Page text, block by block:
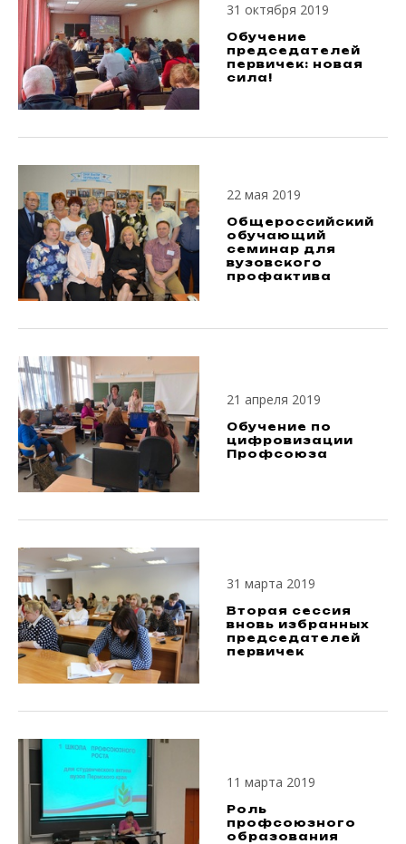
31 октября 2019
Обучение
председателей
первичек: новая
сила!
22 мая 2019
Общероссийский
обучающий
семинар для
вузовского
профактива
21 апреля 2019
Обучение по
цифровизации
Профсоюза
31 марта 2019
Вторая сессия
вновь избранных
председателей
первичек
11 марта 2019
Роль
профсоюзного
образования